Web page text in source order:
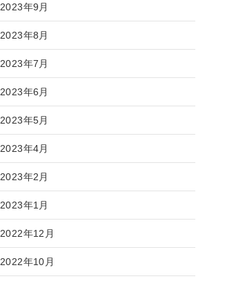
2023年9月
2023年8月
2023年7月
2023年6月
2023年5月
2023年4月
2023年2月
2023年1月
2022年12月
2022年10月